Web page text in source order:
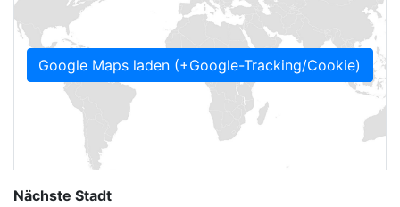
Google Maps laden (+Google-Tracking/Cookie)
Nächste Stadt